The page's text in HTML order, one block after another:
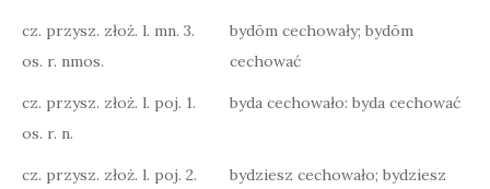
cz. przysz. złoż. l. mn. 3.
os. r. nmos.
bydōm cechowały; bydōm
cechować
cz. przysz. złoż. l. poj. 1.
os. r. n.
byda cechowało: byda cechować
cz. przysz. złoż. l. poj. 2.
bydziesz cechowało; bydziesz